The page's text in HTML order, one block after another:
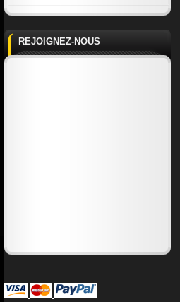
REJOIGNEZ-NOUS